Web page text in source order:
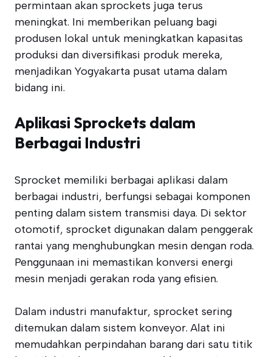
permintaan akan sprockets juga terus
meningkat. Ini memberikan peluang bagi
produsen lokal untuk meningkatkan kapasitas
produksi dan diversifikasi produk mereka,
menjadikan Yogyakarta pusat utama dalam
bidang ini.
Aplikasi Sprockets dalam
Berbagai Industri
Sprocket memiliki berbagai aplikasi dalam
berbagai industri, berfungsi sebagai komponen
penting dalam sistem transmisi daya. Di sektor
otomotif, sprocket digunakan dalam penggerak
rantai yang menghubungkan mesin dengan roda.
Penggunaan ini memastikan konversi energi
mesin menjadi gerakan roda yang efisien.
Dalam industri manufaktur, sprocket sering
ditemukan dalam sistem konveyor. Alat ini
memudahkan perpindahan barang dari satu titik